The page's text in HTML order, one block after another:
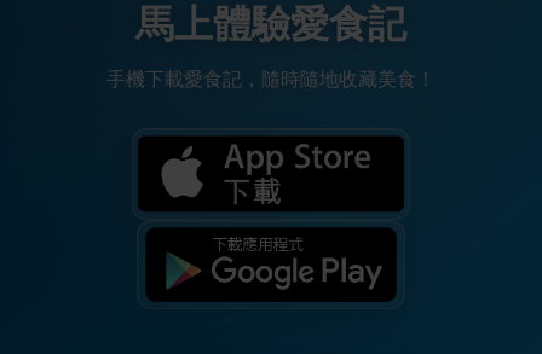
馬上體驗愛食記
手機下載愛食記，隨時隨地收藏美食！